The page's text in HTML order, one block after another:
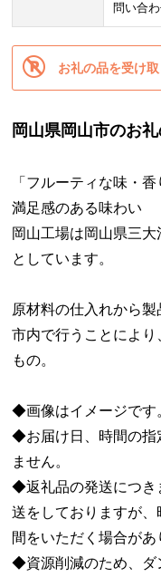
問い合わ
お礼の品を受け
岡山県岡山市のお
「フルーティな味・
満足感のある味わい
岡山工場は岡山県三
としています。
原材料の仕入れから
市内で行うことによ
もの。
◆画像はイメージです
◆お届け日、時間の指
ません。
◆返礼品の発送につき
送をしておりますが
間をいただく場合があ
◆資源削減のため、ダ